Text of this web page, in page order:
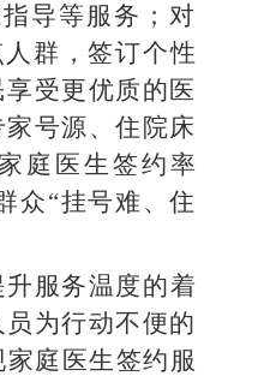
导等服务；对
群，签订个性
受更优质的医
号源、住院床
庭医生签约率
众“挂号难、住
服务温度的着
为行动不便的
庭医生签约服